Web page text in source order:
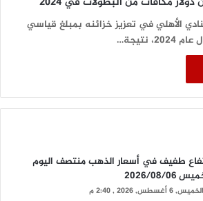
الأهلي في تعزيز خزائنه بمبلغ قياسي
طفيف في أسعار الذهب منتصف اليوم
2026/08/06
الخميس, 6 أغسطس, 2026 , 2:40 م